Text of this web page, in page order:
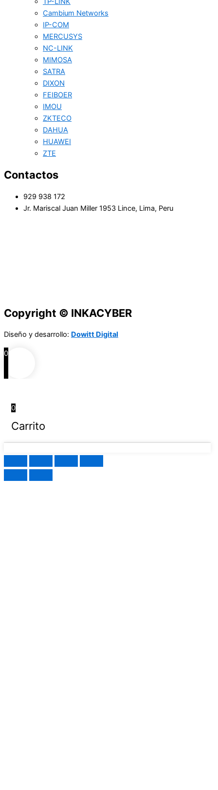
Cambium Networks
IP-COM
MERCUSYS
NC-LINK
MIMOSA
SATRA
DIXON
FEIBOER
IMOU
ZKTECO
DAHUA
HUAWEI
ZTE
Contactos
929 938 172
Jr. Mariscal Juan Miller 1953 Lince, Lima, Peru
Copyright © INKACYBER
Diseño y desarrollo: Dowitt Digital
0
0
Carrito